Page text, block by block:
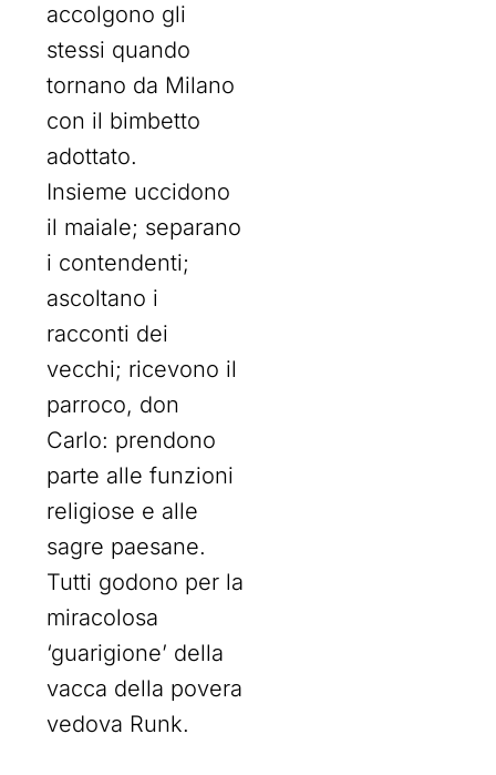
accolgono gli
stessi quando
tornano da Milano
con il bimbetto
adottato.
Insieme uccidono
il maiale; separano
i contendenti;
ascoltano i
racconti dei
vecchi; ricevono il
parroco, don
Carlo: prendono
parte alle funzioni
religiose e alle
sagre paesane.
Tutti godono per la
miracolosa
‘guarigione’ della
vacca della povera
vedova Runk.